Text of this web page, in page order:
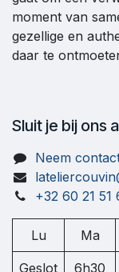
moment van
gezellige en
daar te
Sluit je bij ons
Neem
+32 60 21 51
Lu Ma
Geslot 6h30